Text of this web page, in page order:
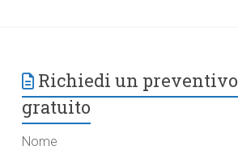
Richiedi un preventivo
gratuito
Nome